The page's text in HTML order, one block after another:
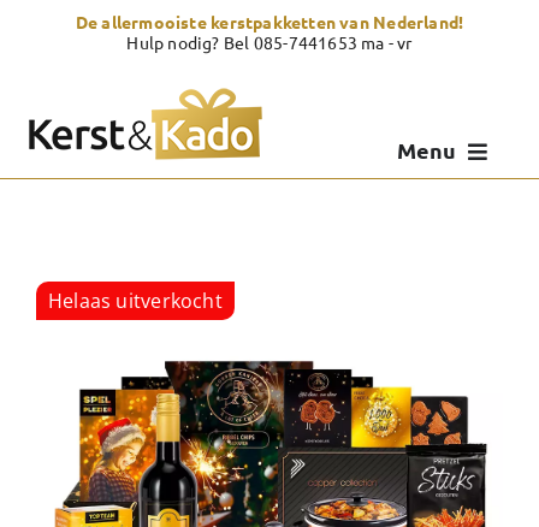
De allermooiste kerstpakketten van Nederland!
Hulp nodig? Bel 085-7441653 ma - vr
Menu
Showroom
Over Kerst & Kado
Helaas uitverkocht